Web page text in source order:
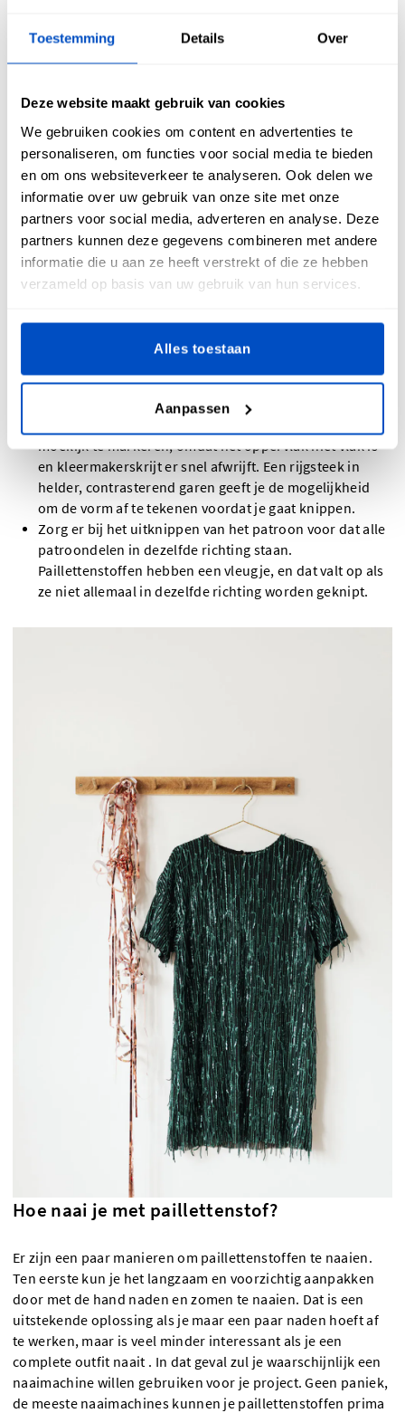
Toestemming Details Over
Deze website maakt gebruik van cookies
We gebruiken cookies om content en advertenties te
personaliseren, om functies voor social media te bieden
en om ons websiteverkeer te analyseren. Ook delen we
informatie over uw gebruik van onze site met onze
partners voor social media, adverteren en analyse. Deze
partners kunnen deze gegevens combineren met andere
informatie die u aan ze heeft verstrekt of die ze hebben
verzameld op basis van uw gebruik van hun services.
Alles toestaan
Aanpassen
Hoe knip je paillettenstoffen?
In tegenstelling tot de meeste stoffen zijn paillettenstoffen
soms wat moeilijker te knippen. Ze zijn warrig, met
pailletten op allerlei plekken, waardoor ze niet echt
vriendelijk zijn voor je favoriete schaar. Als je je
paillettenstof klaar gaat maken om te knippen, zijn er een
paar dingen die je kunt doen om het jezelf makkelijker te
maken.
Kies voor een eenvoudige vorm voor je kledingstuk of
stijllijnen of panelen. Ze zorgen namelijk voor extra
kniplijnen en maken het moeilijker om een nette
dit geval!
Gebruik een rijgsteek om je patroon te omlijnen
moeilijk te markeren, omdat het oppervlak niet vlak is
en kleermakerskrijt er snel afwrijft. Een rijgsteek in
helder, contrasterend garen geeft je de mogelijkheid
om de vorm af te tekenen voordat je gaat knippen.
Zorg er bij het uitknippen van het patroon voor dat alle
patroondelen in dezelfde richting staan.
Paillettenstoffen hebben een vleugje, en dat valt op als
ze niet allemaal in dezelfde richting worden geknipt.
Hoe naai je met paillettenstof?
Er zijn een paar manieren om paillettenstoffen te naaien.
Ten eerste kun je het langzaam en voorzichtig aanpakken
door met de hand naden en zomen te naaien. Dat is een
uitstekende oplossing als je maar een paar naden hoeft af
te werken, maar is veel minder interessant als je een
complete outfit naait . In dat geval zul je waarschijnlijk een
naaimachine willen gebruiken voor je project. Geen paniek,
de meeste naaimachines kunnen je paillettenstoffen prima